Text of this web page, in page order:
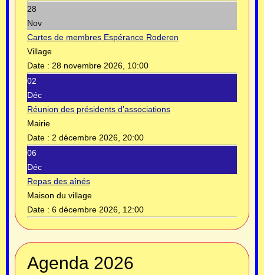
28
Nov
Cartes de membres Espérance Roderen
Village
Date : 28 novembre 2026, 10:00
02
Déc
Réunion des présidents d’associations
Mairie
Date : 2 décembre 2026, 20:00
06
Déc
Repas des aînés
Maison du village
Date : 6 décembre 2026, 12:00
Agenda 2026
Année
précédente
précédent
suivante
suivant